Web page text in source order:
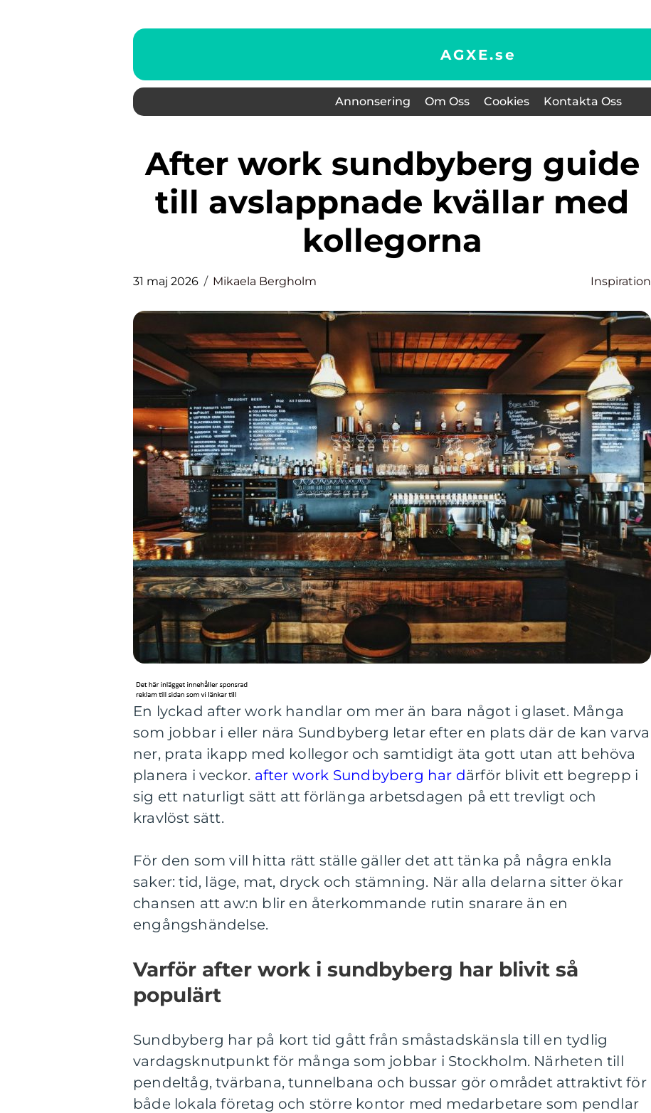
AGXE.se
Annonsering Om Oss Cookies Kontakta Oss
After work sundbyberg guide
till avslappnade kvällar med
kollegorna
31 maj 2026 Mikaela Bergholm Inspiration
En lyckad after work handlar om mer än bara något i glaset. Många
som jobbar i eller nära Sundbyberg letar efter en plats där de kan varva
ner, prata ikapp med kollegor och samtidigt äta gott utan att behöva
planera i veckor. after work Sundbyberg har därför blivit ett begrepp i
sig ett naturligt sätt att förlänga arbetsdagen på ett trevligt och
kravlöst sätt.
För den som vill hitta rätt ställe gäller det att tänka på några enkla
saker: tid, läge, mat, dryck och stämning. När alla delarna sitter ökar
chansen att aw:n blir en återkommande rutin snarare än en
engångshändelse.
Varför after work i sundbyberg har blivit så
populärt
Sundbyberg har på kort tid gått från småstadskänsla till en tydlig
vardagsknutpunkt för många som jobbar i Stockholm. Närheten till
pendeltåg, tvärbana, tunnelbana och bussar gör området attraktivt för
både lokala företag och större kontor med medarbetare som pendlar